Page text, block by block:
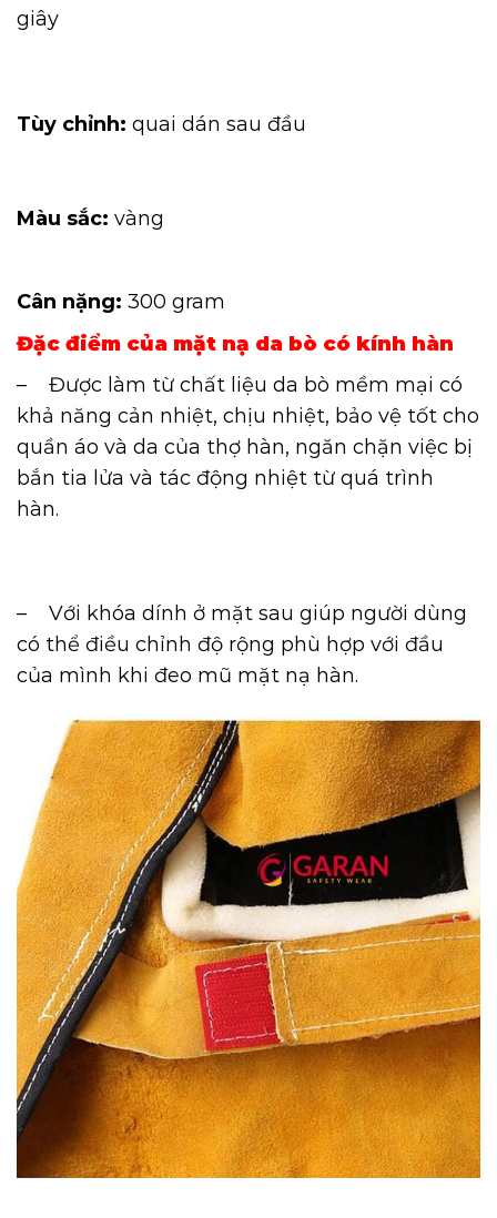
giây
Tùy chỉnh: quai dán sau đầu
Màu sắc: vàng
Cân nặng: 300 gram
Đặc điểm của mặt nạ da bò có kính hàn
– Được làm từ chất liệu da bò mềm mại có
khả năng cản nhiệt, chịu nhiệt, bảo vệ tốt cho
quần áo và da của thợ hàn, ngăn chặn việc bị
bắn tia lửa và tác động nhiệt từ quá trình
hàn.
– Với khóa dính ở mặt sau giúp người dùng
có thể điều chỉnh độ rộng phù hợp với đầu
của mình khi đeo mũ mặt nạ hàn.